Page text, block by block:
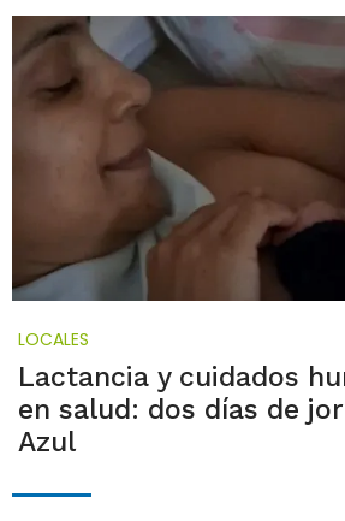
LOCALES
Lactancia y cuidados
en salud: dos días de
Azul